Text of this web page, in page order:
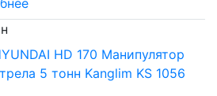
HD 170 Манипулятор
5 тонн Kanglim KS 1056